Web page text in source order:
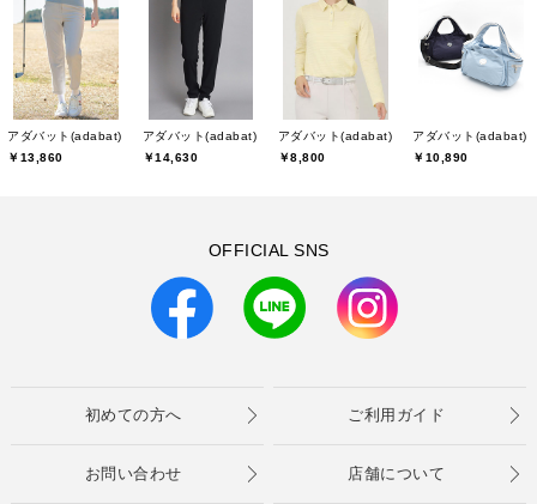
アダバット(adabat)
￥13,860
アダバット(adabat)
￥14,630
アダバット(adabat)
￥8,800
アダバット(adabat)
￥10,890
OFFICIAL SNS
初めての方へ ご利用ガイド
お問い合わせ 店舗について